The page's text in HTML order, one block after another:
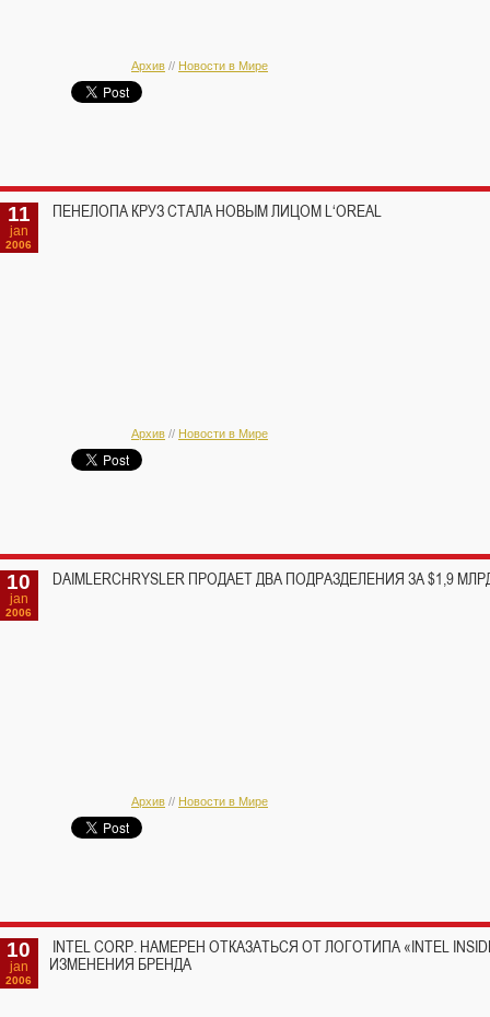
Архив // Новости в Мире
11
jan
2006
ПЕНЕЛОПА КРУЗ СТАЛА НОВЫМ ЛИЦОМ L‘OREAL
Архив // Новости в Мире
10
jan
2006
DAIMLERCHRYSLER ПРОДАЕТ ДВА ПОДРАЗДЕЛЕНИЯ ЗА $1,9
Архив // Новости в Мире
10
jan
2006
INTEL CORP. НАМЕРЕН ОТКАЗАТЬСЯ ОТ ЛОГОТИПА «INTEL
ИЗМЕНЕНИЯ БРЕНДА